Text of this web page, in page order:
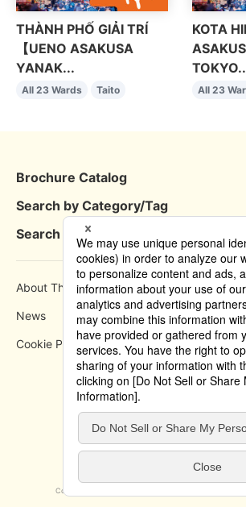
THÀNH PHỐ GIẢI TRÍ
【UENO ASAKUSA
YANAK...
All 23 Wards Taito
KOTA
All 23
Brochure Catalog
Search by Category/Tag
Search by Area
About This Site How to use
News Privacy
Cookie Policy
Copyright © 2019 Tokyo Convention & Visitors Bureau.